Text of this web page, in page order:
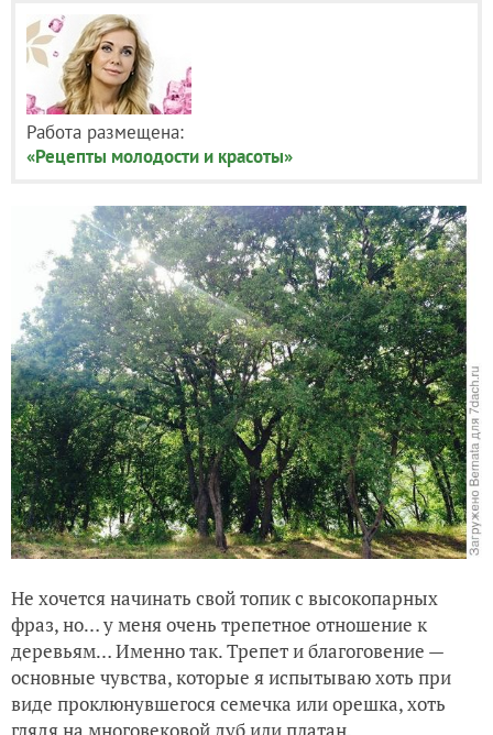
Работа размещена:
«Рецепты молодости и красоты»
Не хочется начинать свой топик с высокопарных
фраз, но… у меня очень трепетное отношение к
деревьям… Именно так. Трепет и благоговение —
основные чувства, которые я испытываю хоть при
виде проклюнувшегося семечка или орешка, хоть